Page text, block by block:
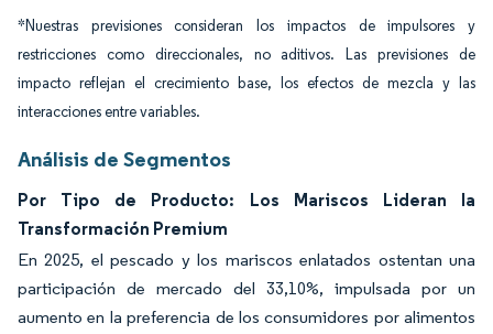
*Nuestras previsiones consideran los impactos de impulsores y
restricciones como direccionales, no aditivos. Las previsiones de
impacto reflejan el crecimiento base, los efectos de mezcla y las
interacciones entre variables.
Análisis de Segmentos
Por Tipo de Producto: Los Mariscos Lideran la
Transformación Premium
En 2025, el pescado y los mariscos enlatados ostentan una
participación de mercado del 33,10%, impulsada por un
aumento en la preferencia de los consumidores por alimentos